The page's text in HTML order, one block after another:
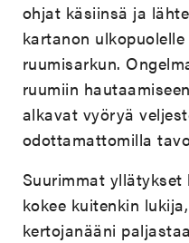
ohjat käsiinsä ja
kartanon
ruumisarkun.
ruumiin
alkavat vyöryä
odottamattomilla
Suurimmat yllätykset
kokee kuitenkin
kertojanääni